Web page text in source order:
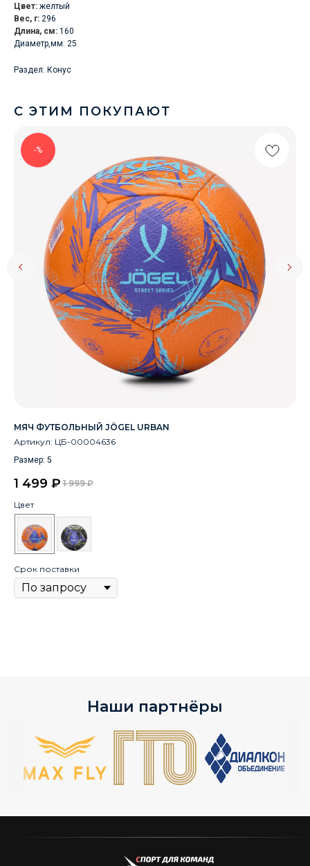
Цвет: желтый
Вес, г: 296
Длина, см: 160
Диаметр,мм: 25
Раздел: Конус
С ЭТИМ ПОКУПАЮТ
-%
МЯЧ ФУТБОЛЬНЫЙ JÖGEL URBAN
Артикул: ЦБ-00004636
Размер: 5
1 499 ₽ 1 999 ₽
Цвет
Срок поставки
Наши партнёры